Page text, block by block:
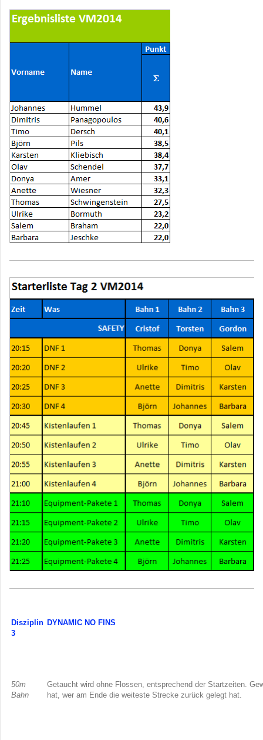
Disziplin
3
DYNAMIC NO FINS
50m
Bahn
Getaucht wird ohne Flossen, entsprechend der Startzeiten.
hat, wer am Ende die weiteste Strecke zurück gelegt hat.